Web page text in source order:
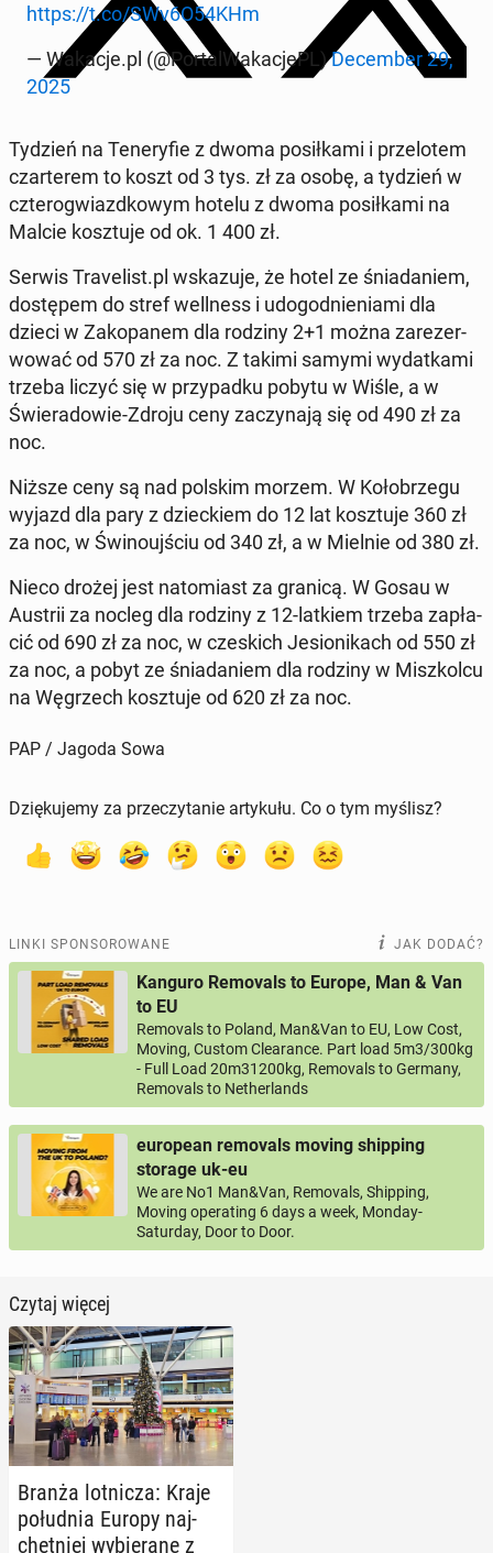
https://t.co/SWv6O54KHm
— Wakacje.pl (@Por­tal­Wa­ka­cjePL)De­cem­ber 29,
2025
Tydzień na Te­ne­ry­fie z dwoma po­sił­ka­mi i prze­lo­tem
czar­te­rem to koszt od 3 tys. zł za osobę, a tydzień w
czte­ro­gwiazd­ko­wym hotelu z dwoma po­sił­ka­mi na
Malcie kosz­tu­je od ok. 1 400 zł.
Serwis Tra­ve­list.pl wska­zu­je, że hotel ze śnia­da­niem,
do­stę­pem do stref wel­l­ness i udo­god­nie­nia­mi dla
dzieci w Za­ko­pa­nem dla rodziny 2+1 można za­re­zer­
wo­wać od 570 zł za noc. Z takimi samymi wy­dat­ka­mi
trzeba liczyć się w przy­pad­ku pobytu w Wiśle, a w
Świe­ra­do­wie-Zdroju ceny za­czy­na­ją się od 490 zł za
noc.
Niższe ceny są nad polskim morzem. W Ko­ło­brze­gu
wyjazd dla pary z dziec­kiem do 12 lat kosz­tu­je 360 zł
za noc, w Świ­no­uj­ściu od 340 zł, a w Mielnie od 380 zł.
Nieco drożej jest na­to­miast za granicą. W Gosau w
Austrii za nocleg dla rodziny z 12-latkiem trzeba za­pła­
cić od 690 zł za noc, w cze­skich Je­sio­ni­kach od 550 zł
za noc, a pobyt ze śnia­da­niem dla rodziny w Misz­kol­cu
na Wę­grzech kosz­tu­je od 620 zł za noc.
PAP / Jagoda Sowa
Dziękujemy za przeczytanie artykułu. Co o tym myślisz?
LINKI SPONSOROWANE JAK DODAĆ?
Kanguro Removals to Europe, Man & Van
to EU
Removals to Poland, Man&Van to EU, Low Cost,
Moving, Custom Clearance. Part load 5m3/300kg
- Full Load 20m31200kg, Removals to Germany,
Removals to Netherlands
european removals moving shipping
storage uk-eu
We are No1 Man&Van, Removals, Shipping,
Moving operating 6 days a week, Monday-
Saturday, Door to Door.
Czytaj więcej
Branża lot­ni­cza: Kraje
po­łu­dnia Europy naj­
chęt­niej wy­bie­ra­ne z